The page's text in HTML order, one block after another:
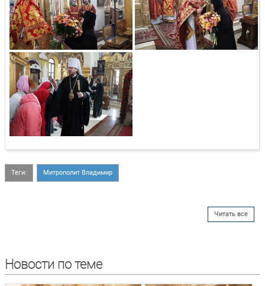
Теги: Митрополит Владимир
Читать все
Новости по теме